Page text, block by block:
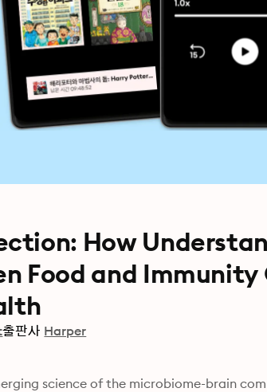
How
Food and Immunity
출판사 Harper
science of the microbiome-brain